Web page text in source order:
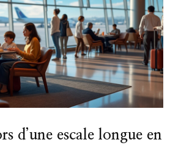
d’une escale longue en